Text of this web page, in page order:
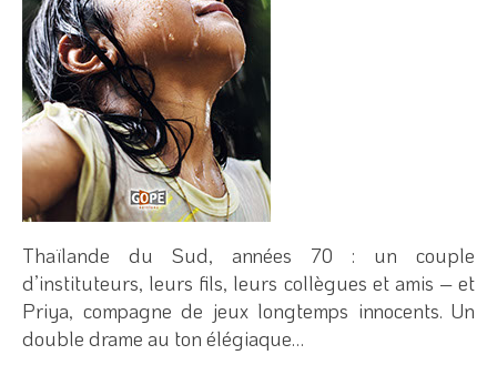
Thaïlande du Sud, années 70 : un couple
d’instituteurs, leurs fils, leurs collègues et amis – et
Priya, compagne de jeux longtemps innocents. Un
double drame au ton élégiaque…